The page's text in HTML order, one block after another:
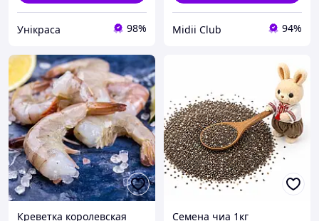
Унікраса 98% Midii Club 94%
Креветка королевская Семена чиа 1кг